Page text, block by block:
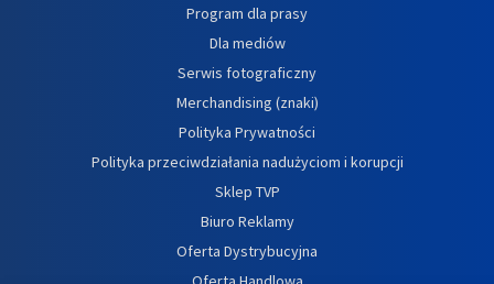
Program dla prasy
Dla mediów
Serwis fotograficzny
Merchandising (znaki)
Polityka Prywatności
Polityka przeciwdziałania nadużyciom i korupcji
Sklep TVP
Biuro Reklamy
Oferta Dystrybucyjna